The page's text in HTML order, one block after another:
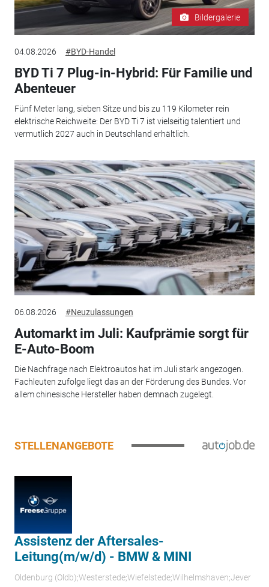
Bildergalerie
04.08.2026 #BYD-Handel
BYD Ti 7 Plug-in-Hybrid: Für Familie und
Abenteuer
Fünf Meter lang, sieben Sitze und bis zu 119 Kilometer rein
elektrische Reichweite: Der BYD Ti 7 ist vielseitig talentiert und
vermutlich 2027 auch in Deutschland erhältlich.
06.08.2026 #Neuzulassungen
Automarkt im Juli: Kaufprämie sorgt für
E-Auto-Boom
Die Nachfrage nach Elektroautos hat im Juli stark angezogen.
Fachleuten zufolge liegt das an der Förderung des Bundes. Vor
allem chinesische Hersteller haben demnach zugelegt.
STELLENANGEBOTE
Assistenz der Aftersales-
Leitung(m/w/d) - BMW & MINI
Oldenburg (Oldb);Westerstede;Wiefelstede;Wilhelmshaven;Jever